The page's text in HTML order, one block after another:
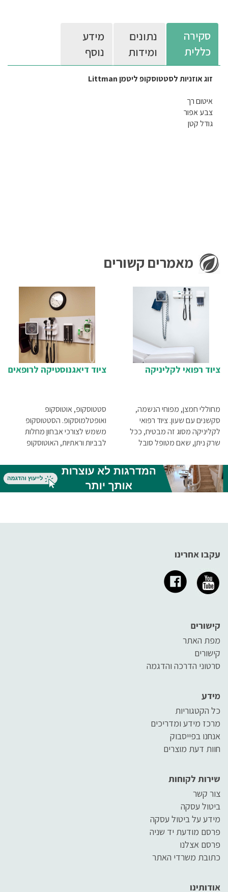
סקירה
כללית
נתונים
ומידות
מידע
נוסף
זוג אוזניות לסטטוסקופ ליטמן Littman
איטום רך
צבע אפור
גודל קטן
מאמרים קשורים
ציוד רפואי לקליניקה
מחוללי חמצן, מפוחי הנשמה,
סקשנים עם שעון. ציוד רפואי
לקליניקה מסוג זה מבטיח, ככל
שרק ניתן, שאם מטופל סובל
במקום יימצא כל הציוד הדרוש
שימקסם את הסיכוי להצילו.
ציוד דיאגנוסטיקה לרופאים
סטטוסקופ, אוטוסקופ
ואופטלמוסקופ. הסטטוסקופ
משמש לצורכי אבחון מחלות
לבביות וראתיות, האוטוסקופ
לבדיקת קרקעית העין, ולכן אין
ספק שהם חייבים להיות איכותיים
ביותר.
עקבו אחרינו
קישורים
מפת האתר
קישורים
סרטוני הדרכה והדגמה
מידע
כל הקטגוריות
מרכז מידע ומדריכים
אנחנו בפייסבוק
חוות דעת מוצרים
שירות לקוחות
צור קשר
ביטול עסקה
מידע על ביטול עסקה
פרסם מודעת יד שניה
פרסם אצלנו
כתובת משרדי האתר
אודותינו